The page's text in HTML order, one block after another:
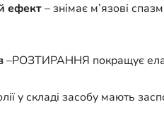
ефект– знімає м’язові
–РОЗТИРАННЯ покращує
у складі засобу мають